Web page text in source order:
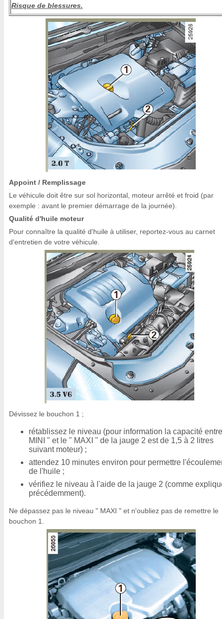
Risque de blessures.
Appoint / Remplissage
Le véhicule doit être sur sol horizontal, moteur arrêté et froid (par
exemple : avant le premier démarrage de la journée).
Qualité d'huile moteur
Pour connaître la qualité d'huile à utiliser, reportez-vous au carnet
d'entretien de votre véhicule.
Dévissez le bouchon 1 ;
rétablissez le niveau (pour information la capacité
MINI " et le " MAXI " de la jauge 2 est de 1,5 à 2 litres
suivant moteur) ;
attendez 10 minutes environ pour permettre
de l'huile ;
vérifiez le niveau à l'aide de la jauge 2 (comme
précédemment).
Ne dépassez pas le niveau " MAXI " et n'oubliez pas de remettre le
bouchon 1.